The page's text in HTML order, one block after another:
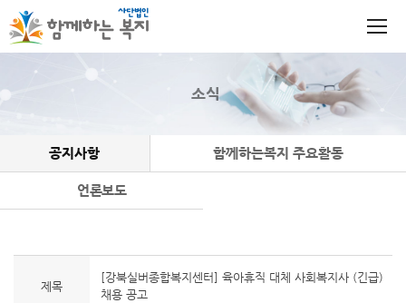
소식
공지사항 함께하는복지 주요활동
언론보도
제목
[강북실버종합복지센터] 육아휴직 대체 사회복지사 (긴급)
채용 공고